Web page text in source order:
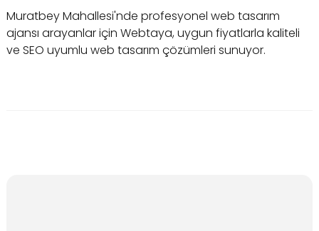
Muratbey Mahallesi'nde profesyonel web tasarım
ajansı arayanlar için Webtaya, uygun fiyatlarla kaliteli
ve SEO uyumlu web tasarım çözümleri sunuyor.